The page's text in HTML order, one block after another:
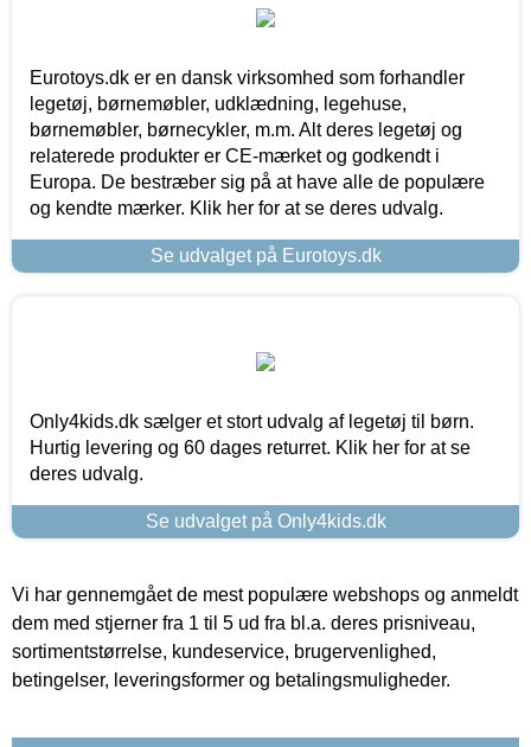
Eurotoys.dk er en dansk virksomhed som forhandler
legetøj, børnemøbler, udklædning, legehuse,
børnemøbler, børnecykler, m.m. Alt deres legetøj og
relaterede produkter er CE-mærket og godkendt i
Europa. De bestræber sig på at have alle de populære
og kendte mærker. Klik her for at se deres udvalg.
Se udvalget på Eurotoys.dk
Only4kids.dk sælger et stort udvalg af legetøj til børn.
Hurtig levering og 60 dages returret. Klik her for at se
deres udvalg.
Se udvalget på Only4kids.dk
Vi har gennemgået de mest populære webshops og anmeldt
dem med stjerner fra 1 til 5 ud fra bl.a. deres prisniveau,
sortimentstørrelse, kundeservice, brugervenlighed,
betingelser, leveringsformer og betalingsmuligheder.